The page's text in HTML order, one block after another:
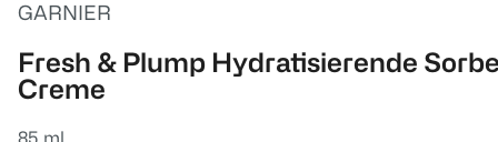
GARNIER
Fresh & Plump Hydratisierende
Creme
85 ml